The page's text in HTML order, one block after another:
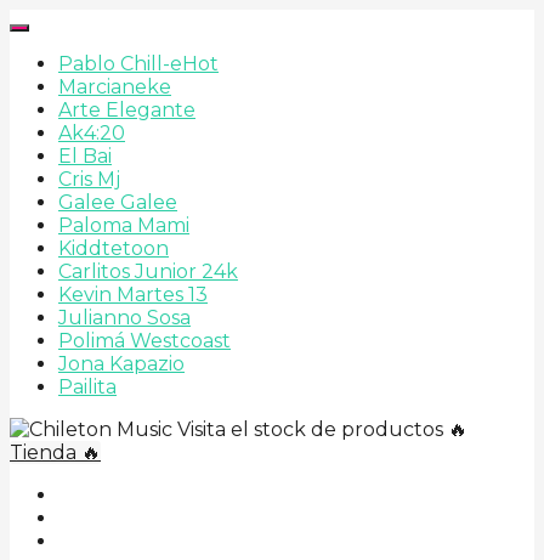
Pablo Chill-eHot
Marcianeke
Arte Elegante
Ak4:20
El Bai
Cris Mj
Galee Galee
Paloma Mami
Kiddtetoon
Carlitos Junior 24k
Kevin Martes 13
Julianno Sosa
Polimá Westcoast
Jona Kapazio
Pailita
Visita el stock de productos 🔥
Tienda 🔥